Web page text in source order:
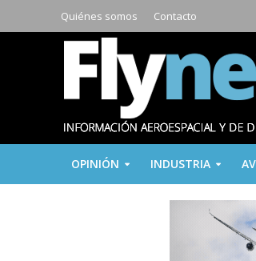
Quiénes somos Contacto
OPINIÓN INDUSTRIA